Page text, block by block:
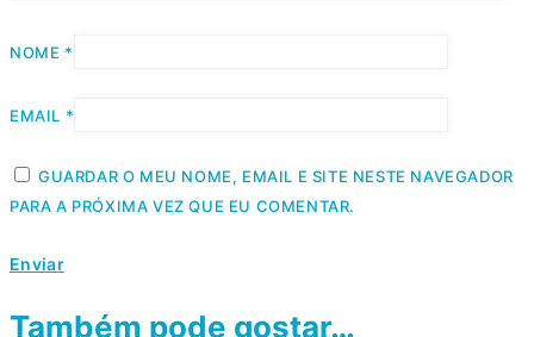
NOME *
EMAIL *
GUARDAR O MEU NOME, EMAIL E SITE NESTE NAVEGADOR
PARA A PRÓXIMA VEZ QUE EU COMENTAR.
Também pode gostar…